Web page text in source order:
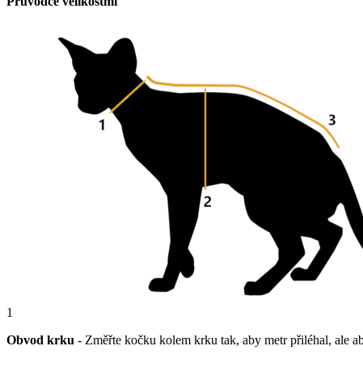
1
Obvod krku - Změřte kočku kolem krku tak, aby metr přiléhal, ale